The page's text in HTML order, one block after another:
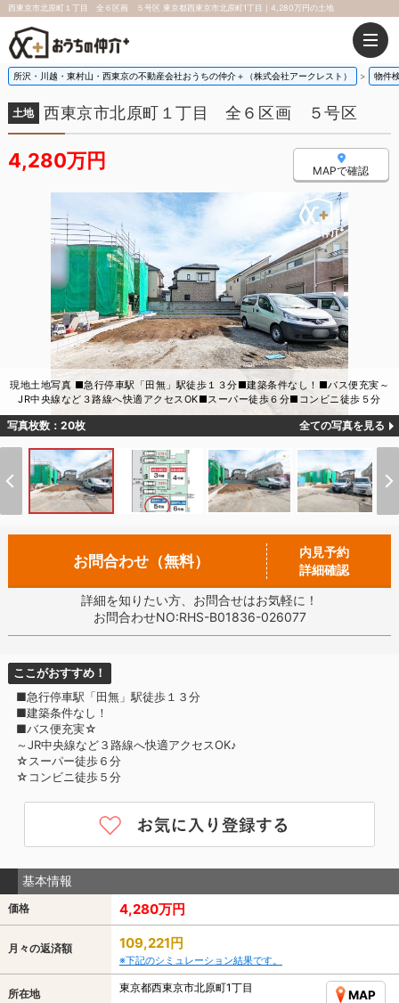
西東京市北原町１丁目 全６区画 ５号区 東京都西東京市北原町1丁目｜4,280万円の土地
所沢・川越・東村山・西東京の不動産会社おうちの仲介＋（株式会社アークレスト） 物件
土地 西東京市北原町１丁目 全６区画 ５号区
4,280万円 MAPで確認
現地土地写真 ■急行停車駅「田無」駅徒歩１３分■建築条件なし！■バス便充実～
JR中央線など３路線へ快適アクセスOK■スーパー徒歩６分■コンビニ徒歩５分
写真枚数：20枚 全ての写真を見る
お問合わせ（無料）
内見予約
詳細確認
詳細を知りたい方、お問合せはお気軽に！
お問合わせNO:RHS-B01836-026077
ここがおすすめ！
■急行停車駅「田無」駅徒歩１３分
■建築条件なし！
■バス便充実☆
～JR中央線など３路線へ快適アクセスOK♪
☆スーパー徒歩６分
☆コンビニ徒歩５分
基本情報
価格 4,280万円
月々の返済額 109,221円
※下記のシミュレーション結果です。
所在地 東京都西東京市北原町1丁目
MAP